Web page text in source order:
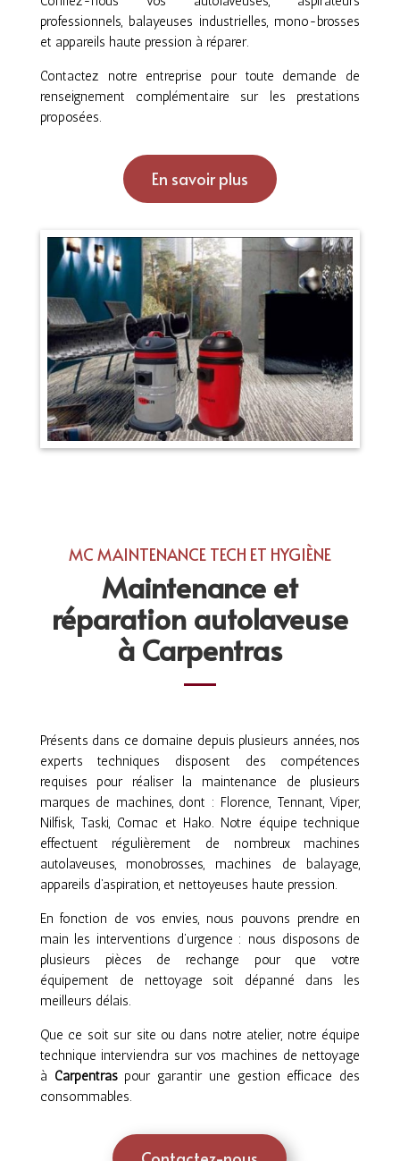
professionnels, balayeuses industrielles, mono-brosses
et appareils haute pression à réparer.
Contactez notre entreprise pour toute demande de
renseignement complémentaire sur les prestations
proposées.
En savoir plus
MC MAINTENANCE TECH ET HYGIÈNE
Maintenance et
réparation autolaveuse
à Carpentras
Présents dans ce domaine depuis plusieurs années, nos
experts techniques disposent des compétences
requises pour réaliser la maintenance de plusieurs
marques de machines, dont : Florence, Tennant, Viper,
Nilfisk, Taski, Comac et Hako. Notre équipe technique
effectuent régulièrement de nombreux machines
autolaveuses, monobrosses, machines de balayage,
appareils d’aspiration, et nettoyeuses haute pression.
En fonction de vos envies, nous pouvons prendre en
main les interventions d’urgence : nous disposons de
plusieurs pièces de rechange pour que votre
équipement de nettoyage soit dépanné dans les
meilleurs délais.
Que ce soit sur site ou dans notre atelier, notre équipe
technique interviendra sur vos machines de nettoyage
à Carpentraspour garantir une gestion efficace des
consommables.